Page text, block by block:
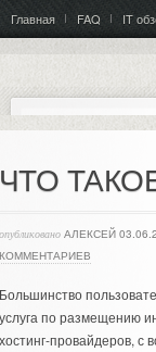
Главная FAQ IT
АЛЕКСЕЙ
по размещению
провайдеров, с